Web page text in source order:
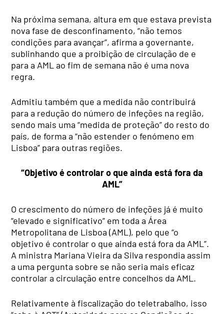
Na próxima semana, altura em que estava prevista
nova fase de desconfinamento, “não temos
condições para avançar”, afirma a governante,
sublinhando que a proibição de circulação de e
para a AML ao fim de semana não é uma nova
regra.
Admitiu também que a medida não contribuirá
para a redução do número de infeções na região,
sendo mais uma “medida de proteção” do resto do
país, de forma a “não estender o fenómeno em
Lisboa” para outras regiões.
“Objetivo é controlar o que ainda está fora da
AML”
O crescimento do número de infeções já é muito
“elevado e significativo” em toda a Área
Metropolitana de Lisboa (AML), pelo que “o
objetivo é controlar o que ainda está fora da AML”.
A ministra Mariana Vieira da Silva respondia assim
a uma pergunta sobre se não seria mais eficaz
controlar a circulação entre concelhos da AML.
Relativamente à fiscalização do teletrabalho, isso